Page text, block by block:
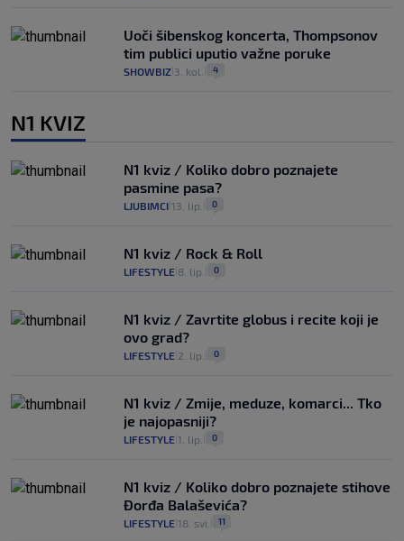
Uoči šibenskog koncerta, Thompsonov
tim publici uputio važne poruke
SHOWBIZ 3. kol. 4
N1 KVIZ
N1 kviz / Koliko dobro poznajete
pasmine pasa?
LJUBIMCI 13. lip. 0
N1 kviz / Rock & Roll
LIFESTYLE 8. lip. 0
N1 kviz / Zavrtite globus i recite koji je
ovo grad?
LIFESTYLE 2. lip. 0
N1 kviz / Zmije, meduze, komarci... Tko
je najopasniji?
LIFESTYLE 1. lip. 0
N1 kviz / Koliko dobro poznajete stihove
Đorđa Balaševića?
LIFESTYLE 18. svi. 11